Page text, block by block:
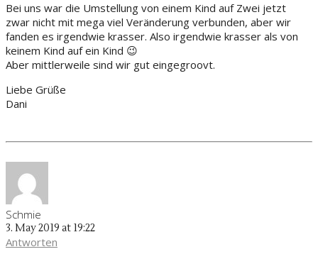
Bei uns war die Umstellung von einem Kind auf Zwei jetzt
zwar nicht mit mega viel Veränderung verbunden, aber wir
fanden es irgendwie krasser. Also irgendwie krasser als von
keinem Kind auf ein Kind 😉
Aber mittlerweile sind wir gut eingegroovt.
Liebe Grüße
Dani
Schmie
3. May 2019 at 19:22
Antworten